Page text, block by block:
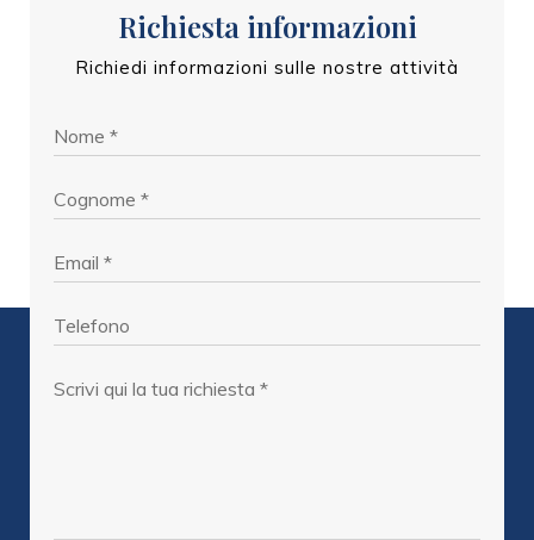
Richiesta informazioni
Richiedi informazioni sulle nostre attività